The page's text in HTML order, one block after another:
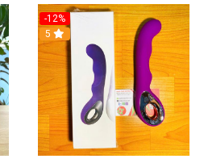
-12%
5